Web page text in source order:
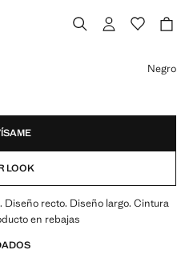
Negro
LOOK
Diseño recto. Diseño largo. Cintura
en rebajas